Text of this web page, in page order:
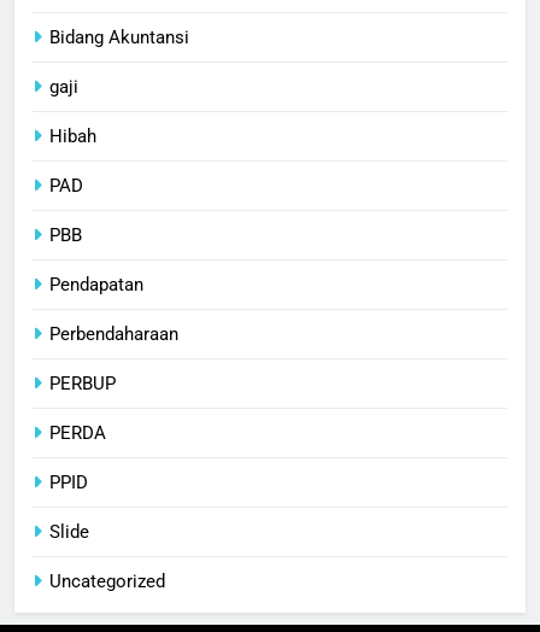
Bidang Akuntansi
gaji
Hibah
PAD
PBB
Pendapatan
Perbendaharaan
PERBUP
PERDA
PPID
Slide
Uncategorized